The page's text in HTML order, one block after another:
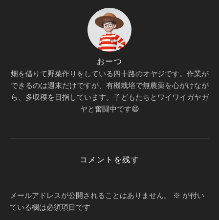
おーつ
畑を借りて野菜作りをしている四十路のオヤジです。作業が
できるのは週末だけですが、有機栽培で無農薬を心がけなが
ら、多収穫を目指しています。子どもたちとワイワイガヤガ
ヤと奮闘中です😄
コメントを残す
メールアドレスが公開されることはありません。 ※ が付い
ている欄は必須項目です